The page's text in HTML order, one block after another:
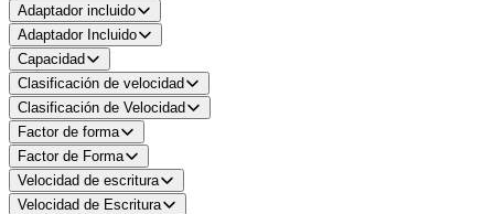
Adaptador incluido
Adaptador Incluido
Capacidad
Clasificación de velocidad
Clasificación de Velocidad
Factor de forma
Factor de Forma
Velocidad de escritura
Velocidad de Escritura